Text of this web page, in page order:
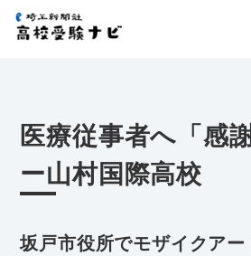
医療従事者へ「感
ー山村国際高校
坂戸市役所でモザイクア